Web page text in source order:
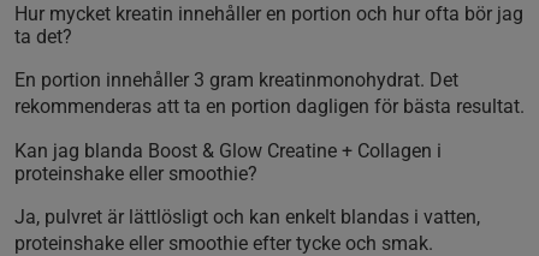
Hur mycket kreatin innehåller en portion och hur ofta bör jag
ta det?
En portion innehåller 3 gram kreatinmonohydrat. Det
rekommenderas att ta en portion dagligen för bästa resultat.
Kan jag blanda Boost & Glow Creatine + Collagen i
proteinshake eller smoothie?
Ja, pulvret är lättlösligt och kan enkelt blandas i vatten,
proteinshake eller smoothie efter tycke och smak.